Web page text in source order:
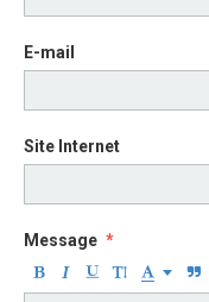
E-mail
Site Internet
Message